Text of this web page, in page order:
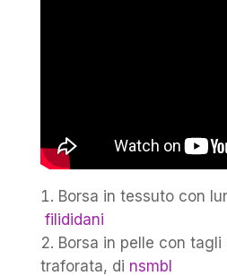
Borsa in tessuto con
filididani
Borsa in pelle con
traforata, di nsmbl